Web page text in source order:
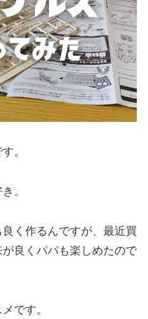
。
。
く作るんですが、最近買
が良くパパも楽しめたので
です。